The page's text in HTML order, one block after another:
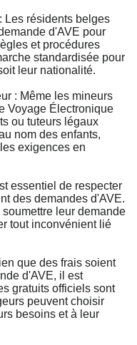
Les résidents belges
d'AVE pour
et procédures
standardisée pour
leur nationalité.
: Même les mineurs
Voyage Électronique
ou tuteurs légaux
nom des enfants,
exigences en
essentiel de respecter
des demandes d'AVE.
leur demande
tout inconvénient lié
que des frais soient
d'AVE, il est
gratuits officiels sont
peuvent choisir
besoins et à leur